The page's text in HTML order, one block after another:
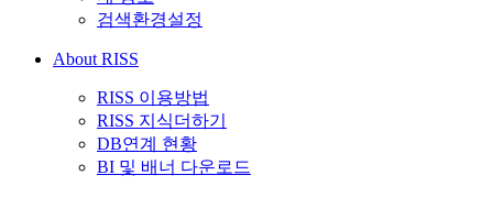
검색환경설정
About RISS
RISS 이용방법
RISS 지식더하기
DB연계 현황
BI 및 배너 다운로드